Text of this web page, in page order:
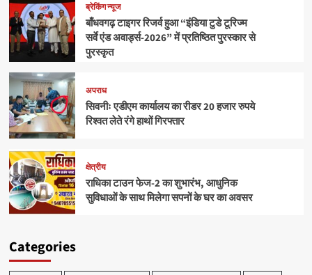
ब्रेकिंग न्यूज
बाँधवगढ़ टाइगर रिजर्व हुआ “इंडिया टुडे टूरिज्म
सर्वे एंड अवार्ड्स-2026” में प्रतिष्ठित पुरस्कार से
पुरस्कृत
अपराध
सिवनीः एडीएम कार्यालय का रीडर 20 हजार रुपये
रिश्वत लेते रंगे हाथों गिरफ्तार
क्षेत्रीय
राधिका टाउन फेज-2 का शुभारंभ, आधुनिक
सुविधाओं के साथ मिलेगा सपनों के घर का अवसर
Categories